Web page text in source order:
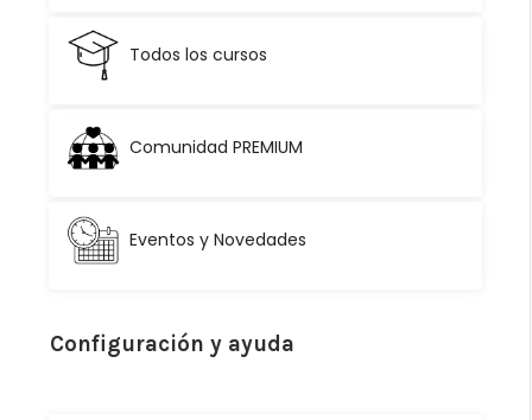
Todos los cursos
Comunidad PREMIUM
Eventos y Novedades
Configuración y ayuda